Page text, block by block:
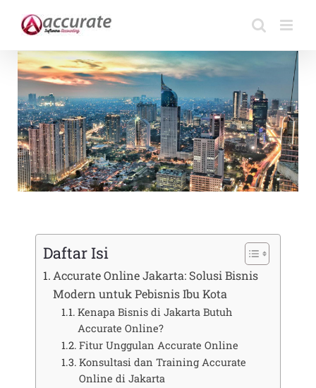
content
Daftar Isi
Accurate Online Jakarta: Solusi Bisnis
Modern untuk Pebisnis Ibu Kota
Kenapa Bisnis di Jakarta Butuh
Accurate Online?
Fitur Unggulan Accurate Online
Konsultasi dan Training Accurate
Online di Jakarta